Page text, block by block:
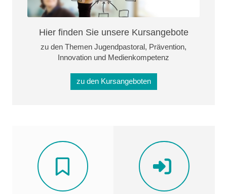
Hier finden Sie unsere Kursangebote
zu den Themen Jugendpastoral, Prävention,
Innovation und Medienkompetenz
zu den Kursangeboten